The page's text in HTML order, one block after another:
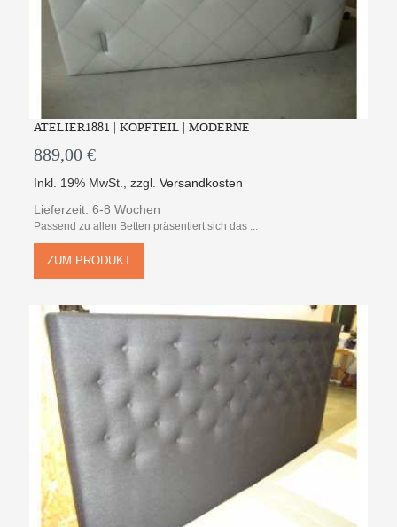
ATELIER1881 | KOPFTEIL | MODERNE
889,00 €
Inkl. 19% MwSt. ,zzgl.Versandkosten
Lieferzeit: 6-8 Wochen
Passend zu allen Betten präsentiert sich das ...
ZUM PRODUKT